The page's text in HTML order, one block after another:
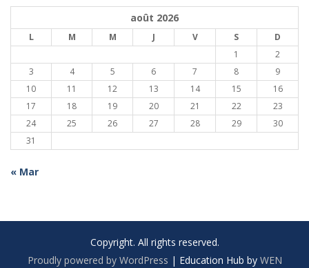
août 2026
L M M J V S
D
1
2
3
4 5 6 7 8
9
10
11 12 13 14 15
16
17
18 19 20 21 22
23
24
25 26 27 28 29
30
31
« Mar
Copyright. All rights reserved.
Proudly powered by WordPress | Education Hub by WEN